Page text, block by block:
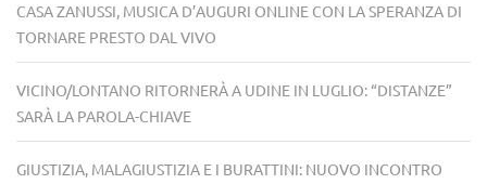
CASA ZANUSSI, MUSICA D’AUGURI ONLINE CON LA SPERANZA DI
TORNARE PRESTO DAL VIVO
VICINO/LONTANO RITORNERÀ A UDINE IN LUGLIO: “DISTANZE”
SARÀ LA PAROLA-CHIAVE
GIUSTIZIA, MALAGIUSTIZIA E I BURATTINI: NUOVO INCONTRO